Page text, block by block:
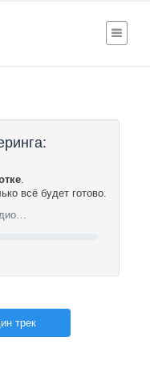
.
всё будет готово.
трек